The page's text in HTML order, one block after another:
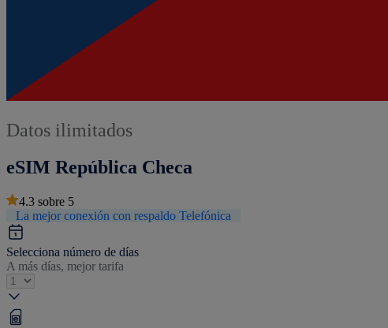
Datos ilimitados
eSIM República Checa
4.3 sobre 5
La mejor conexión con respaldo Telefónica
Selecciona número de días
A más días, mejor tarifa